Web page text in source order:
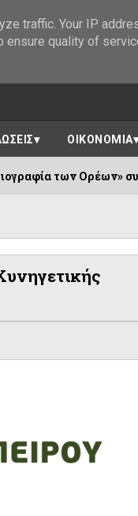
ΟΙΚΟΝΟΜΙΑ
Ορέων» συνεχίζεται
traffic. Your IP
quality of